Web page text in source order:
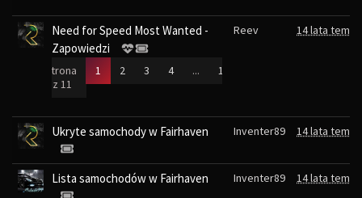
Need for Speed Most Wanted -
Zapowiedzi
Strona
1 z 11
1 (current)
2 3 4 ... 11
Reev 14 lata temu
Ukryte samochody w Fairhaven Inventer89 14 lata temu
Lista samochodów w Fairhaven Inventer89 14 lata temu